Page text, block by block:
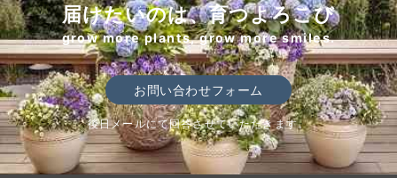
届けたいのは、育つよろこび
grow more plants, grow more smiles.
お問い合わせフォーム
後日メールにて回答させていただきます。